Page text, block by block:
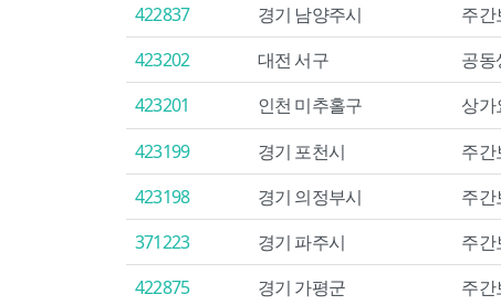
422837
경기 남양주시 주간
423202
대전 서구 공동
423201
인천 미추홀구 상가
423199
경기 포천시 주간
423198
경기 의정부시 주간
371223
경기 파주시 주간
422875
경기 가평군 주간